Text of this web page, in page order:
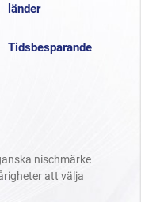
länder
Tidsbesparande
nischmärke
att välja